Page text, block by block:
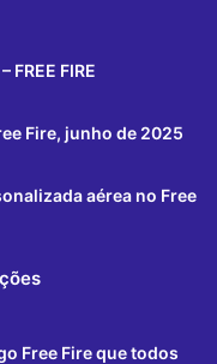
FREE FIRE
Fire, junho de 2025
aérea no Free
Free Fire que todos